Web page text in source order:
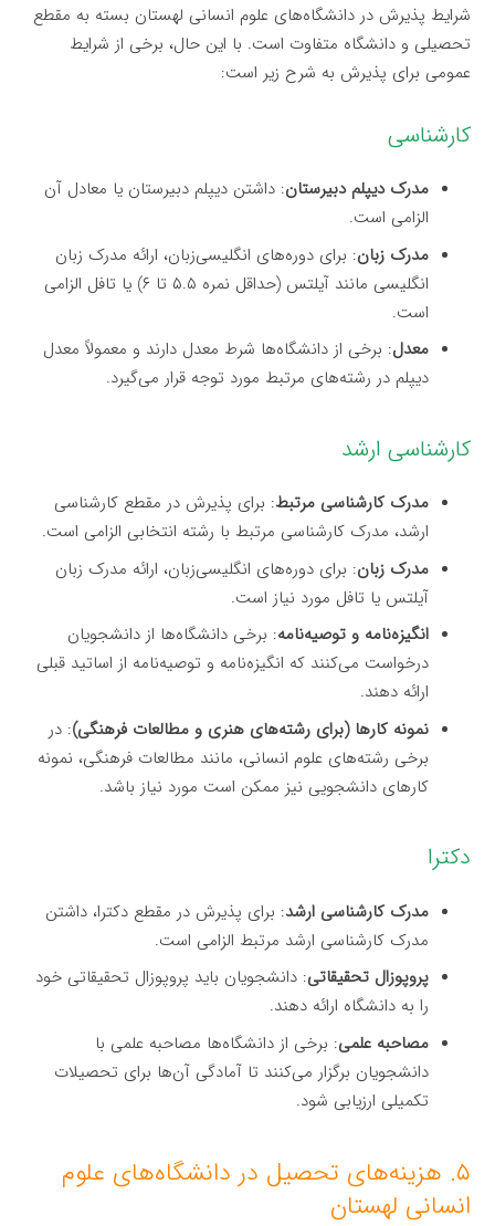
شرایط پذیرش در دانشگاه‌های علوم انسانی لهستان بسته به مقطع
تحصیلی و دانشگاه متفاوت است. با این حال، برخی از شرایط
عمومی برای پذیرش به شرح زیر است:
کارشناسی
مدرک دیپلم دبیرستان: داشتن دیپلم دبیرستان یا معادل آن
الزامی است.
مدرک زبان: برای دوره‌های انگلیسی‌زبان، ارائه مدرک زبان
انگلیسی مانند آیلتس (حداقل نمره ۵.۵ تا ۶) یا تافل الزامی
است.
معدل: برخی از دانشگاه‌ها شرط معدل دارند و معمولاً معدل
دیپلم در رشته‌های مرتبط مورد توجه قرار می‌گیرد.
کارشناسی ارشد
مدرک کارشناسی مرتبط: برای پذیرش در مقطع کارشناسی
ارشد، مدرک کارشناسی مرتبط با رشته انتخابی الزامی است.
مدرک زبان: برای دوره‌های انگلیسی‌زبان، ارائه مدرک زبان
آیلتس یا تافل مورد نیاز است.
انگیزه‌نامه و توصیه‌نامه: برخی دانشگاه‌ها از دانشجویان
درخواست می‌کنند که انگیزه‌نامه و توصیه‌نامه از اساتید قبلی
ارائه دهند.
نمونه کارها (برای رشته‌های هنری و مطالعات فرهنگی): در
برخی رشته‌های علوم انسانی، مانند مطالعات فرهنگی، نمونه
کارهای دانشجویی نیز ممکن است مورد نیاز باشد.
دکترا
مدرک کارشناسی ارشد: برای پذیرش در مقطع دکترا، داشتن
مدرک کارشناسی ارشد مرتبط الزامی است.
پروپوزال تحقیقاتی: دانشجویان باید پروپوزال تحقیقاتی خود
را به دانشگاه ارائه دهند.
مصاحبه علمی: برخی از دانشگاه‌ها مصاحبه علمی با
دانشجویان برگزار می‌کنند تا آمادگی آن‌ها برای تحصیلات
تکمیلی ارزیابی شود.
۵. هزینه‌های تحصیل در دانشگاه‌های علوم
انسانی لهستان